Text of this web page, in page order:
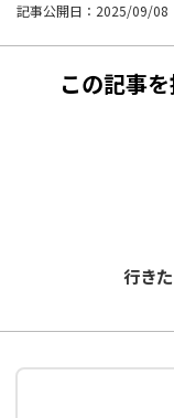
記事公開日：2025/09/08
この記事
行き